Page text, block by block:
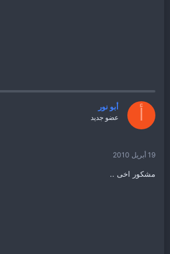
أبو نور
عضو جديد
19 أبريل 2010
مشكور اخى ..